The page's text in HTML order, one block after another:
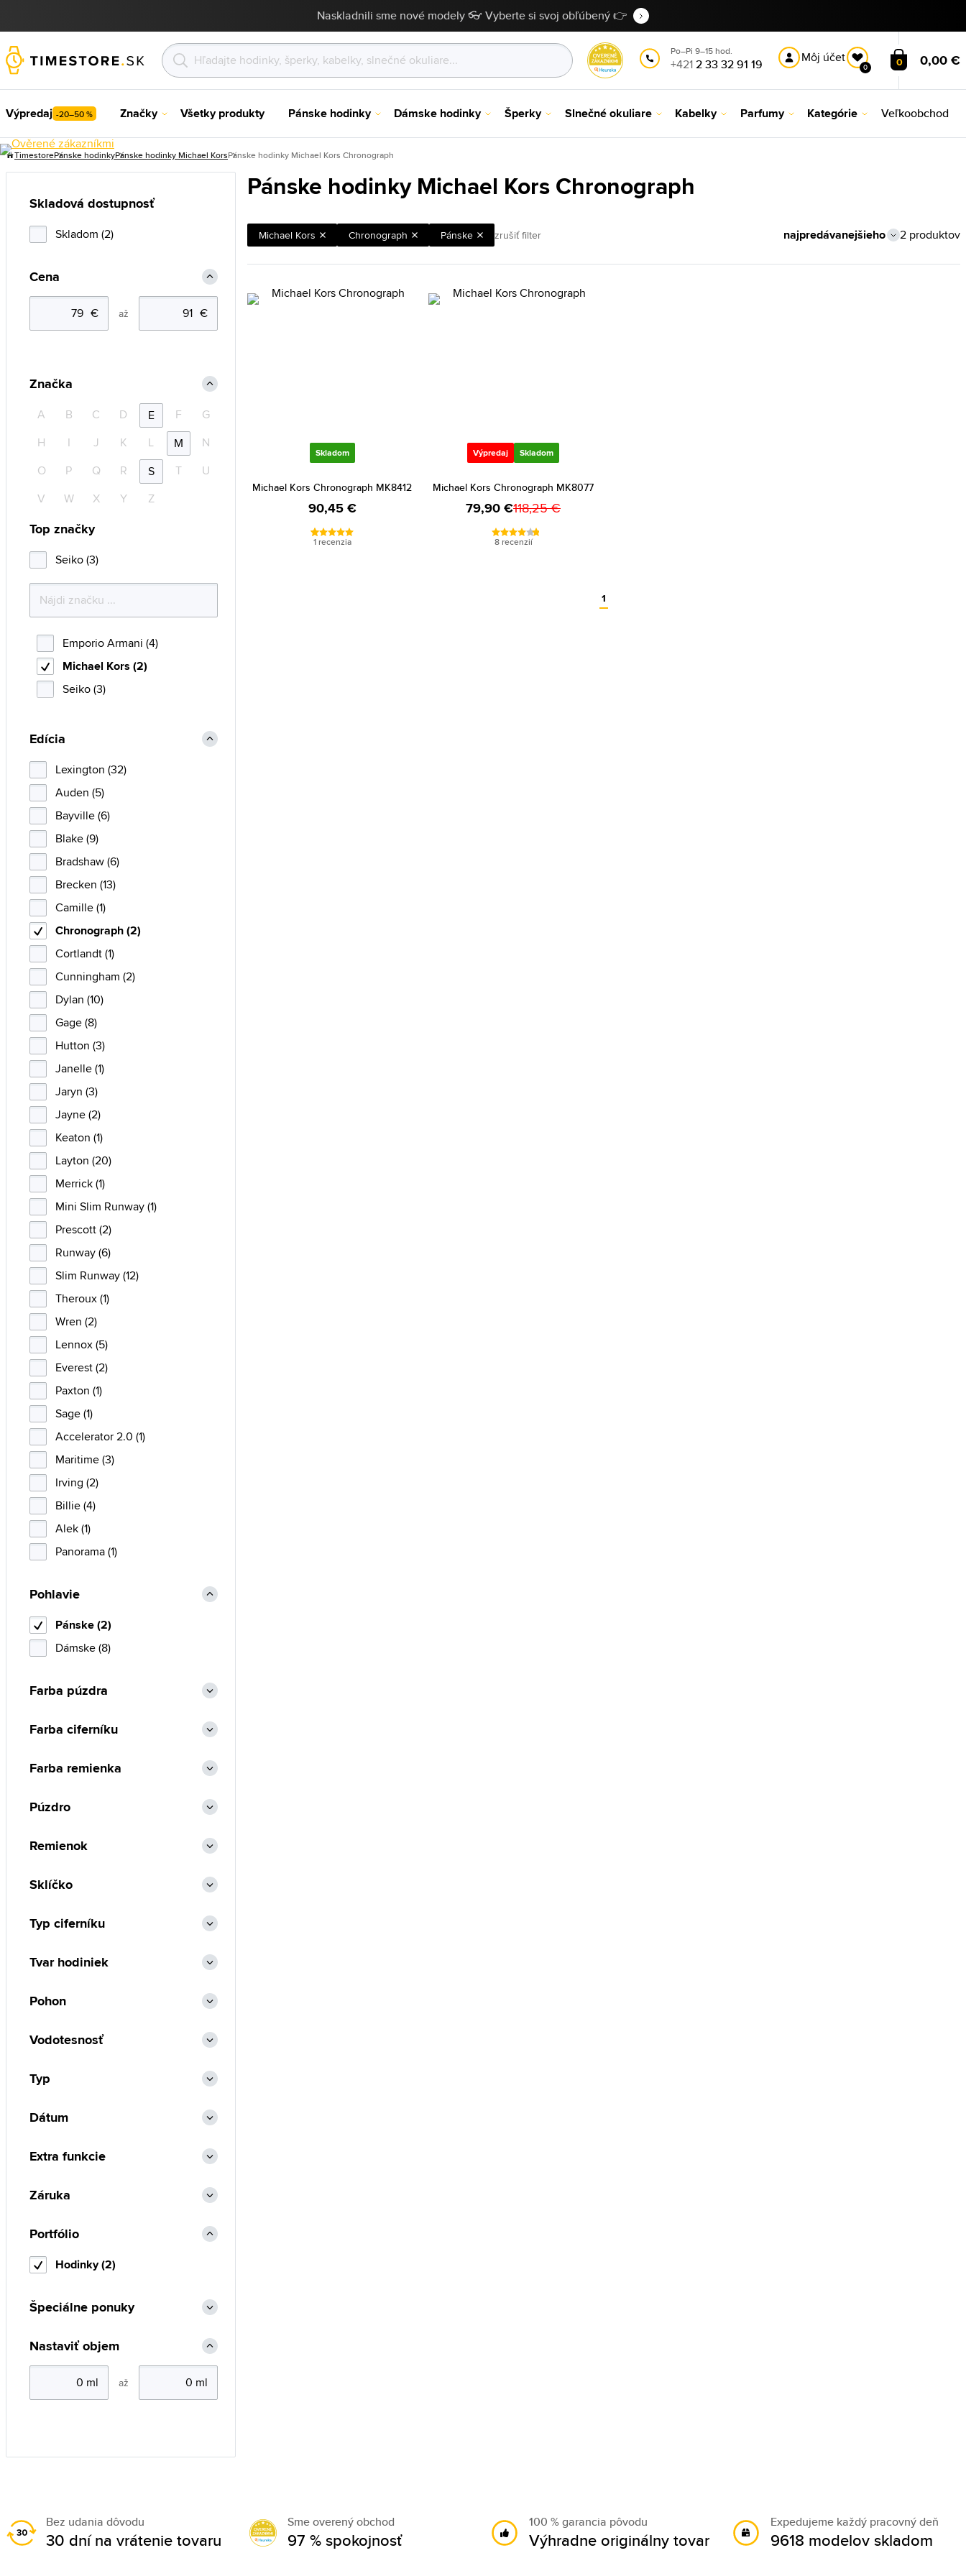
Naskladnili sme nové modely 👓 Vyberte si svoj obľúbený 👉
Po–Pi 9–15 hod.
+4212 33 32 91 19 Môj účet
0 0 0,00 €
Výpredaj -20–50 % Značky Všetky produkty Pánske hodinky Dámske hodinky Šperky Slnečné okuliare Kabelky Parfumy Kategórie Veľkoobchod
TimestorePánske hodinkyPánske hodinky Michael KorsPánske hodinky Michael Kors Chronograph
Pánske hodinky Michael Kors Chronograph
Michael Kors Chronograph Pánske zrušiť filter 2 produktov
Skladom
Michael Kors Chronograph MK8412
90,45 €
1 recenzia
Výpredaj Skladom
Michael Kors Chronograph MK8077
79,90 €118,25 €
8 recenzií
1
Skladová dostupnosť
Skladom (2)
Cena
až
Značka
A B C D E F
G
H
I J K L M
N
O
P Q R S T
U
V
W X Y Z
Top značky
Seiko (3)
Emporio Armani (4)
Michael Kors (2)
Seiko (3)
Edícia
Lexington (32)
Auden (5)
Bayville (6)
Blake (9)
Bradshaw (6)
Brecken (13)
Camille (1)
Chronograph (2)
Cortlandt (1)
Cunningham (2)
Dylan (10)
Gage (8)
Hutton (3)
Janelle (1)
Jaryn (3)
Jayne (2)
Keaton (1)
Layton (20)
Merrick (1)
Mini Slim Runway (1)
Prescott (2)
Runway (6)
Slim Runway (12)
Theroux (1)
Wren (2)
Lennox (5)
Everest (2)
Paxton (1)
Sage (1)
Accelerator 2.0 (1)
Maritime (3)
Irving (2)
Billie (4)
Alek (1)
Panorama (1)
Pohlavie
Pánske (2)
Dámske (8)
Farba púzdra
Farba ciferníku
Farba remienka
Púzdro
Remienok
Sklíčko
Typ ciferníku
Tvar hodiniek
Pohon
Vodotesnosť
Typ
Dátum
Extra funkcie
Záruka
Portfólio
Hodinky (2)
Špeciálne ponuky
Nastaviť objem
až
Bez udania dôvodu
30 dní na vrátenie tovaru
Sme overený obchod
97 % spokojnosť
100 % garancia pôvodu
Výhradne originálny tovar
Expedujeme každý pracovný deň
9618 modelov skladom